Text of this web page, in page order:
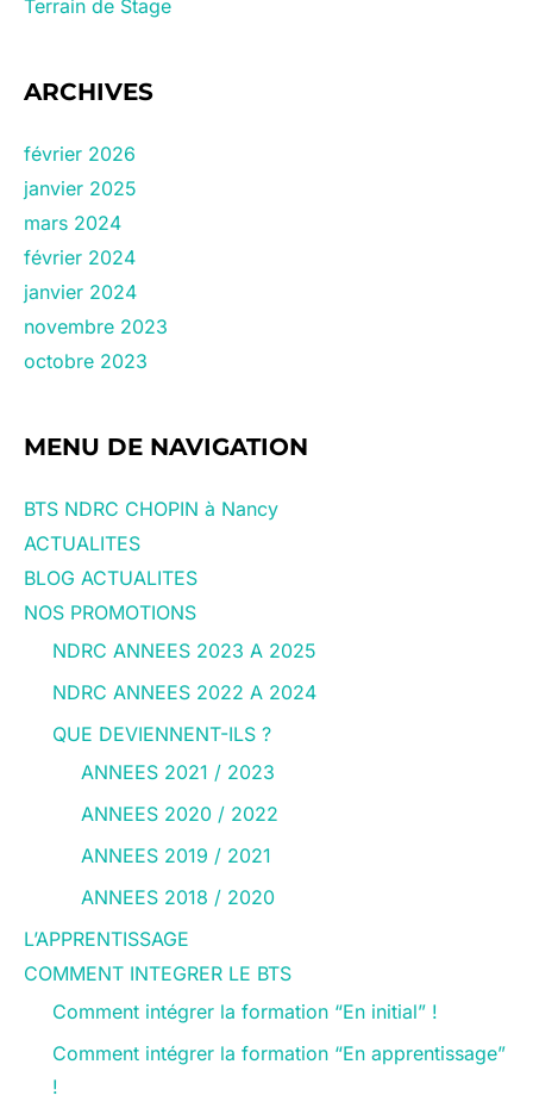
Terrain de Stage
ARCHIVES
février 2026
janvier 2025
mars 2024
février 2024
janvier 2024
novembre 2023
octobre 2023
MENU DE NAVIGATION
BTS NDRC CHOPIN à Nancy
ACTUALITES
BLOG ACTUALITES
NOS PROMOTIONS
NDRC ANNEES 2023 A 2025
NDRC ANNEES 2022 A 2024
QUE DEVIENNENT-ILS ?
ANNEES 2021 / 2023
ANNEES 2020 / 2022
ANNEES 2019 / 2021
ANNEES 2018 / 2020
L’APPRENTISSAGE
COMMENT INTEGRER LE BTS
Comment intégrer la formation “En initial” !
Comment intégrer la formation “En apprentissage”
!